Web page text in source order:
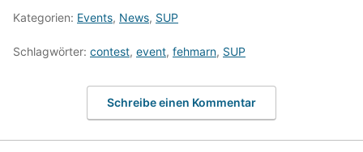
Kategorien: Events, News, SUP
Schlagwörter: contest, event, fehmarn, SUP
Schreibe einen Kommentar